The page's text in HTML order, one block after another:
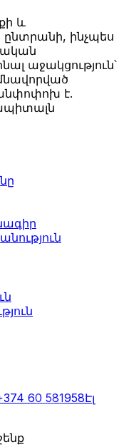
և
ընտրանի, ինչպես
աջակցություն՝
է.
60 581958Էլ